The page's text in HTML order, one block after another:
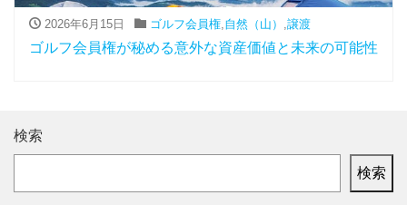
2026年6月15日 ゴルフ会員権, 自然（山） 譲渡
ゴルフ会員権が秘める意外な資産価値と未来の可能性
検索
検索